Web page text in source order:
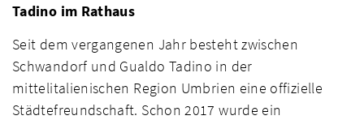
Tadino im Rathaus
Seit dem vergangenen Jahr besteht zwischen
Schwandorf und Gualdo Tadino in der
mittelitalienischen Region Umbrien eine offizielle
Städtefreundschaft. Schon 2017 wurde ein